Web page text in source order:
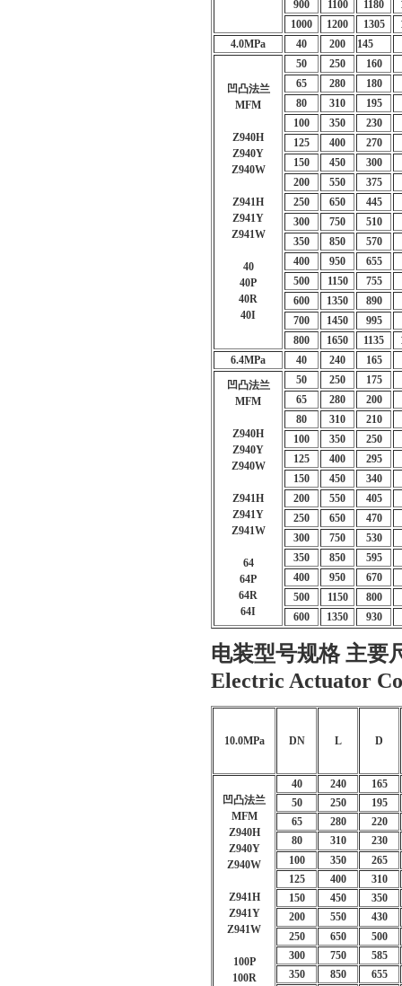
900 1100 1180
1000
1200 1305
4.0MPa
40 200 145
凹凸法兰
MFM
Z940H
Z940Y
Z940W
Z941H
Z941Y
Z941W
40
40P
40R
40I
50 250
160
65
280
180
80
310
195
100
350
230
125
400
270
150
450
300
200
550
375
250
650
445
300
750
510
350
850
570
400
950
655
500
1150
755
600
1350
890
700
1450
995
800
1650 1135
6.4MPa
40 240
165
凹凸法兰
MFM
Z940H
Z940Y
Z940W
Z941H
Z941Y
Z941W
64
64P
64R
64I
50 250
175
65
280
200
80
310
210
100
350
250
125
400
295
150
450
340
200
550
405
250
650
470
300
750
530
350
850
595
400
950
670
500
1150
800
600
1350 930
电装型号规格 主要
Electric Actuator
10.0MPa DN L D
凹凸法兰
MFM
Z940H
Z940Y
Z940W
Z941H
Z941Y
Z941W
100P
100R
40 240
165
50
250
195
65
280
220
80
310
230
100
350
265
125
400
310
150
450
350
200
550
430
250
650
500
300
750
585
350
850
655